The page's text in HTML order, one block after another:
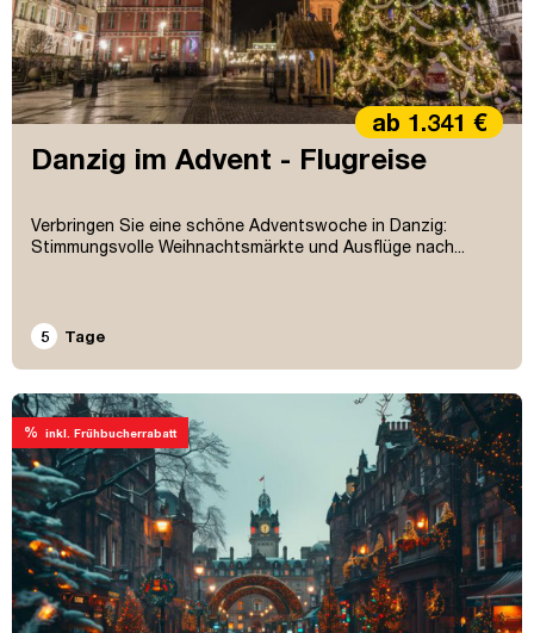
Danzig im Advent - Flugreise
Verbringen Sie eine schöne Adventswoche in Danzig:
Stimmungsvolle Weihnachtsmärkte und Ausflüge nach...
ab 1.341 €
5 Tage
% inkl. Frühbucherrabatt